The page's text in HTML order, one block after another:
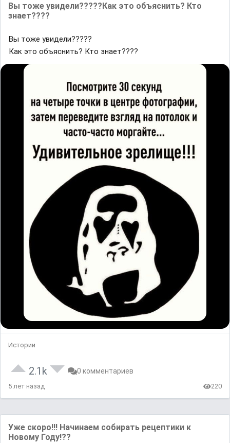
Вы тоже увидели?????Как это объяснить? Кто
знает????
Вы тоже увидели?????
Как это объяснить? Кто знает????
Истории
2.1k 0 комментариев
5 лет назад 220
Уже скоро!!! Начинаем собирать рецептики к
Новому Году!??